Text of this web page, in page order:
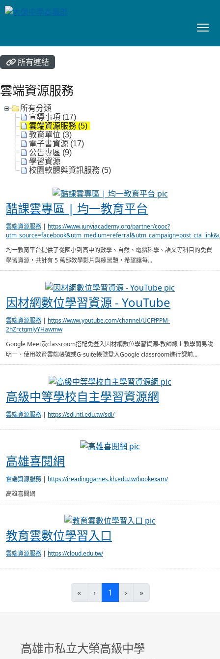
所有連結
雲端資源服務
所有分類
宣導事項 (17)
雲端資源服務 (5)
教育單位 (3)
電子書資源 (17)
公告專區 (9)
學習資源
校園軟體與資訊服務 (5)
酷課雲專區 |
酷課雲專區 | 均一教育平台
雲端資源服務 | https://www.junyiacademy.org/partner/cooc?
均一教育平台提供了從國小到高中的數學、自然、電腦科學、語文等科目的免費
學習資源，共計有 5 萬部教學影片與練習題，希望讓每...
因材網數位學習資源 - YouTube
雲端資源服務 | https://www.youtube.com/channel/UCFfPPM-
2hZrctgmlyYHawmw
Google Meet及classroom搭配免登入因材網數位學習資源-教師線上教學簡易說
明一、使用教育雲端帳號或G-suite帳號登入Google classroom進行課前...
高級中等學校自主學習資源網
雲端資源服務 | https://sdl.ntl.edu.tw/sdl/
高雄喜閱網
雲端資源服務 | https://ireadinggames.kh.edu.tw/bookexam/
高雄喜閱網
教育雲數位學習入口
雲端資源服務 | https://cloud.edu.tw/
« ‹ 1 (current)
› »
高雄市私立大榮高級中學